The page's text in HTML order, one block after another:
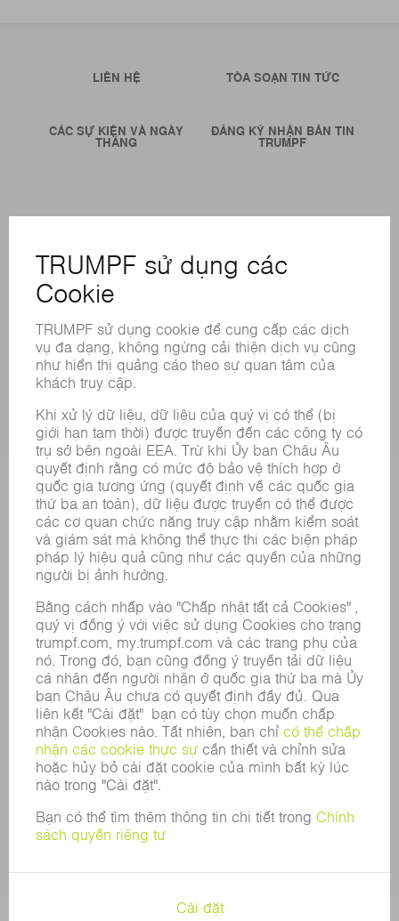
LIÊN HỆ TÒA SOẠN TIN TỨC
CÁC SỰ KIỆN VÀ NGÀY
THÁNG
ĐĂNG KÝ NHẬN BẢN TIN
TRUMPF
LIÊN HỆ
ĐỊA ĐIỂM
CÁC SỰ KIỆN VÀ NGÀY THÁNG
BẢNG DỮ LIỆU AN TOÀN HÓA CHẤT
SẢN PHẨM
CÁC HỆ THỐNG &MÁY MÓC
CÔNG NGHỆ LASER
MÁY CÔNG CỤ
NHÀ MÁY THÔNG MINH
PHẦN MỀM
CÁC LOẠI HÌNH DỊCH VỤ
CÁC ỨNG DỤNG
CÁC LĨNH VỰC
DOANH NGHIỆP
SỰ NGHIỆP
VỊ TRÍ TUYỂN DỤNG
HỒ SƠ NĂNG LỰC CỦA TẬP ĐOÀN
BÁO CÁO THƯỜNG NIÊN
NGUYÊN TẮC DOANH NGHIỆP
TUÂN THỦ
HỆ THỐNG TỐ CÁO
BẢO MẬT
THÔNG CÁO BÁO CHÍ
TẠP CHÍ
TÍNH BỀN VỮNG
MÔI TRƯỜNG & KHÍ HẬU
XÃ HỘI & DOANH NGHIỆP
QUẢN LÝ DOANH NGHIỆP